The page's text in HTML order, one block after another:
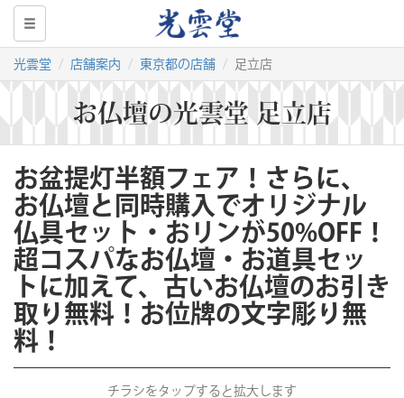
光雲堂 店舗案内 東京都の店舗 足立店
お仏壇の光雲堂 足立店
お盆提灯半額フェア！さらに、
お仏壇と同時購入でオリジナル
仏具セット・おリンが50%OFF！
超コスパなお仏壇・お道具セッ
トに加えて、古いお仏壇のお引き
取り無料！お位牌の文字彫り無
料！
チラシをタップすると拡大します